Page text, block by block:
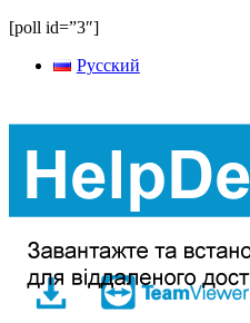
[poll id=”3″]
Русский